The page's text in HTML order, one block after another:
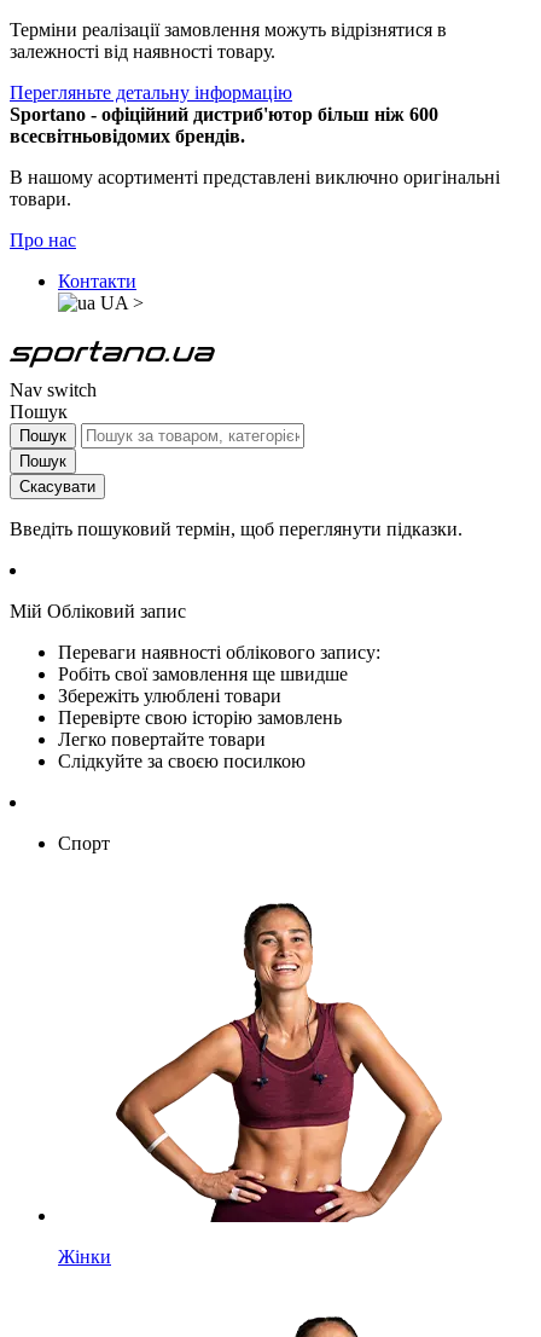
Терміни реалізації замовлення можуть відрізнятися в
залежності від наявності товару.
Перегляньте детальну інформацію
Sportano - офіційний дистриб'ютор більш ніж 600
всесвітньовідомих брендів.
В нашому асортименті представлені виключно оригінальні
товари.
Про нас
Контакти
UA >
Nav switch
Пошук
Пошук
Пошук
Скасувати
Введіть пошуковий термін, щоб переглянути підказки.
Мій Обліковий запис
Переваги наявності облікового запису:
Робіть свої замовлення ще швидше
Збережіть улюблені товари
Перевірте свою історію замовлень
Легко повертайте товари
Слідкуйте за своєю посилкою
Спорт
Жінки